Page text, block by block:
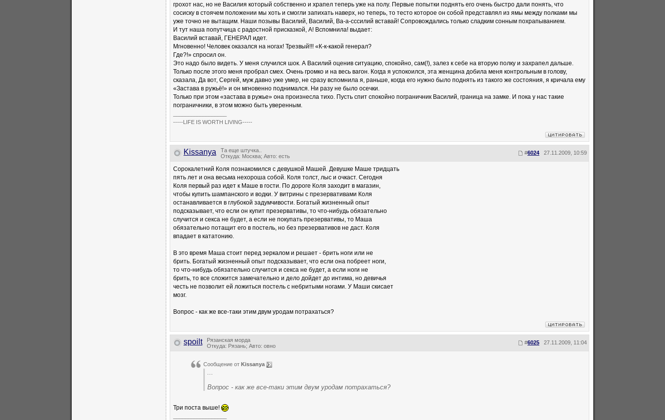
грохот нас, но не Василия который собственно и храпел теперь уже на полу. Первые попытки поднять его очень быстро дали понять, что
сосиску в стоячем положении мы хоть и смогли запихать наверх, но теперь, то тесто которое он собой представлял из ямы между полками мы
уже точно не вытащим. Наши позывы Василий, Василий, Ва-а-сссилий вставай! Сопровождались только сладким сонным похрапыванием.
И тут наша попутчица с радостной присказкой, А! Вспомнила! выдает:
Василий вставай, ГЕНЕРАЛ идет.
Мгновенно! Человек оказался на ногах! Трезвый!!! «К-к-какой генерал?
Где?!» спросил он.
Это надо было видеть. У меня случился шок. А Василий оценив ситуацию, спокойно, сам(!), залез к себе на вторую полку и захрапел дальше.
Только после этого меня пробрал смех. Очень громко и на весь вагон. Когда я успокоился, эта женщина добила меня контрольным в голову,
сказала, Да вот, Сергей, муж давно уже умер, не сразу вспомнила я, раньше, когда его нужно было поднять из такого же состояния, я кричала ему
«Застава в ружьё!» и он мгновенно поднимался. Ни разу не было осечки.
Только при этом «застава в ружье» она произнесла тихо. Пусть спит спокойно пограничник Василий, граница на замке. И пока у нас такие
пограничники, в этом можно быть уверенным.
-----LIFE IS WORTH LIVING-----
Kissanya
Та еще штучка..
Откуда: Москва; Авто: есть
#6024 27.11.2009, 10:59
Сорокалетний Коля познакомился с девушкой Машей. Девушке Маше тридцать
пять лет и она весьма нехороша собой. Коля толст, лыс и очкаст. Сегодня
Коля первый раз идет к Маше в гости. По дороге Коля заходит в магазин,
чтобы купить шампанского и водки. У витрины с презервативами Коля
останавливается в глубокой задумчивости. Богатый жизненный опыт
подсказывает, что если он купит презервативы, то что-нибудь обязательно
случится и секса не будет, а если не покупать презервативы, то Маша
обязательно потащит его в постель, но без презервативов не даст. Коля
впадает в кататонию.
В это время Маша стоит перед зеркалом и решает - брить ноги или не
брить. Богатый жизненный опыт подсказывает, что если она побреет ноги,
то что-нибудь обязательно случится и секса не будет, а если ноги не
брить, то все сложится замечательно и дело дойдет до интима, но девичья
честь не позволит ей ложиться постель с небритыми ногами. У Маши скисает
мозг.
Вопрос - как же все-таки этим двум уродам потрахаться?
spoilt
Рязанская морда
Откуда: Рязань; Авто: овно
#6025 27.11.2009, 11:04
Сообщение от Kissanya
...
Вопрос - как же все-таки этим двум уродам потрахаться?
Три поста выше!